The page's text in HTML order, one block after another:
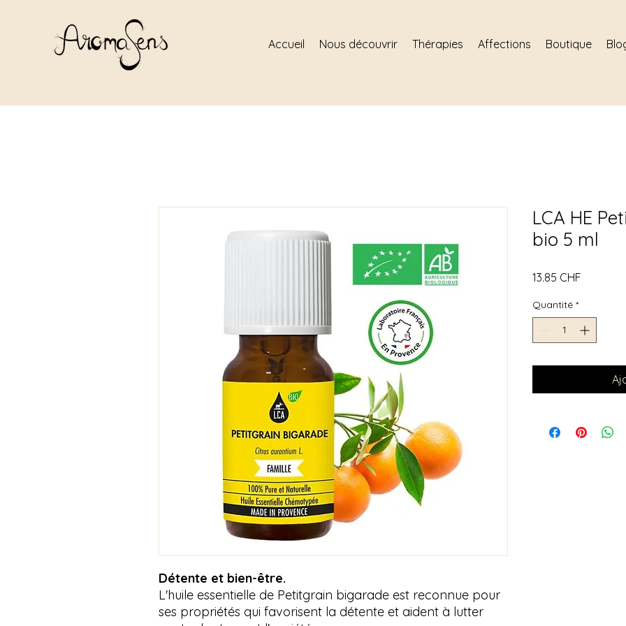
Accueil Nous découvrir Thérapies Affections Boutique
Détente et bien-être.
L'huile essentielle de Petitgrain bigarade est reconnue pour
ses propriétés qui favorisent la détente et aident à lutter
LCA HE
bio 5 ml
13.85 CHF
Quantité *